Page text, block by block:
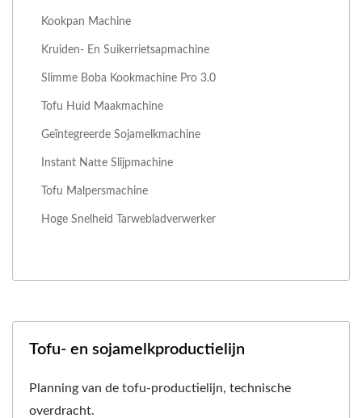
Kookpan Machine
Kruiden- En Suikerrietsapmachine
Slimme Boba Kookmachine Pro 3.0
Tofu Huid Maakmachine
Geïntegreerde Sojamelkmachine
Instant Natte Slijpmachine
Tofu Malpersmachine
Hoge Snelheid Tarwebladverwerker
Tofu- en sojamelkproductielijn
Planning van de tofu-productielijn, technische
overdracht.